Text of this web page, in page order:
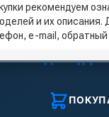
рекомендуем
и их
e-mail, обратный